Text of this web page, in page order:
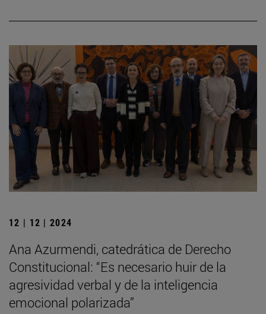
12 | 12 | 2024
Ana Azurmendi, catedrática de Derecho
Constitucional: “Es necesario huir de la
agresividad verbal y de la inteligencia
emocional polarizada”